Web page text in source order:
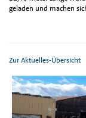
geladen und machen
Zur Aktuelles-Übersicht